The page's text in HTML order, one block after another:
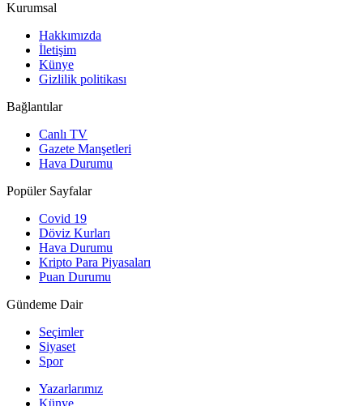
Kurumsal
Hakkımızda
İletişim
Künye
Gizlilik politikası
Bağlantılar
Canlı TV
Gazete Manşetleri
Hava Durumu
Popüler Sayfalar
Covid 19
Döviz Kurları
Hava Durumu
Kripto Para Piyasaları
Puan Durumu
Gündeme Dair
Seçimler
Siyaset
Spor
Yazarlarımız